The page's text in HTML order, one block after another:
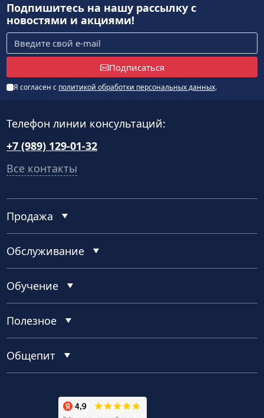
Подпишитесь на нашу рассылкус
новостями и акциями!
Подписаться
Я согласен с политикой обработки персональных данных.
Телефон линии консультаций:
+7 (989) 129-01-32
Все контакты
Продажа
Обслуживание
Обучение
Полезное
Общепит